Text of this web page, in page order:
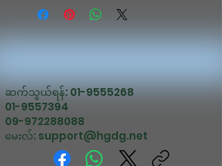
ဆက်သွယ်ရန်:01-9555268
01-9557394
09-972288088
မေးလ်: support@hgdg.net